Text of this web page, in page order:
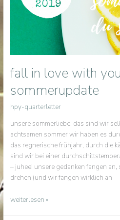
fall in love with
sommerupdate
hpy-quarterletter
unsere sommerliebe, das sind wir
achtsamen sommer wir haben es
das regnerische frühjahr, durch die
sind wir bei einer
– juhee! unsere gedanken fangen
drehen (und wir fangen wirklich an
fall
weiterlesen »